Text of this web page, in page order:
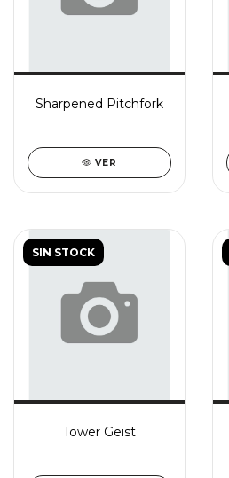
Sharpened Pitchfork
VER
SIN STOCK
Tower Geist